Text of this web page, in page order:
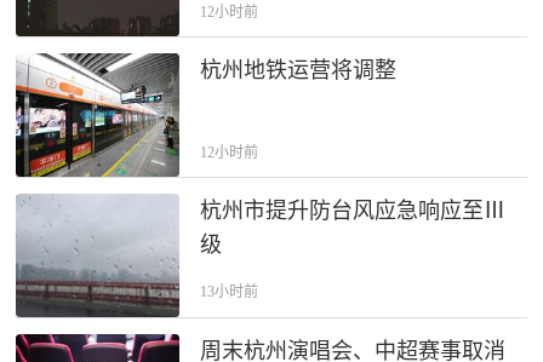
12小时前
杭州地铁运营将调整
12小时前
杭州市提升防台风应急响应至Ⅲ
级
13小时前
周末杭州演唱会、中超赛事取消